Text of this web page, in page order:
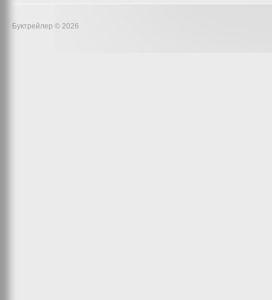
Буктрейлер © 2026